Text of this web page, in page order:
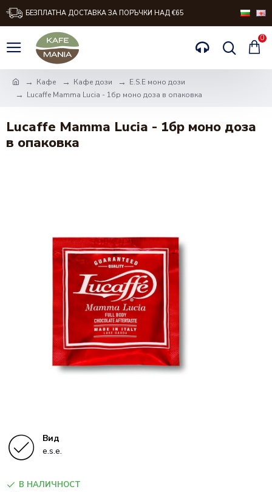
БЕЗПЛАТНА ДОСТАВКА ЗА ПОРЪЧКИ НАД €65
0
Кафе Кафе дози
Е.S.E моно дози
Lucaffe Mamma Lucia - 1бр моно доза в опаковка
Lucaffe Mamma Lucia - 1бр моно доза
в опаковка
Вид
e.s.e.
В НАЛИЧНОСТ